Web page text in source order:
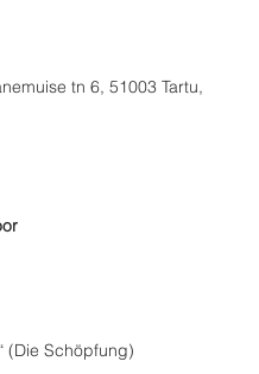
tn 6, 51003 Tartu,
(Die Schöpfung)